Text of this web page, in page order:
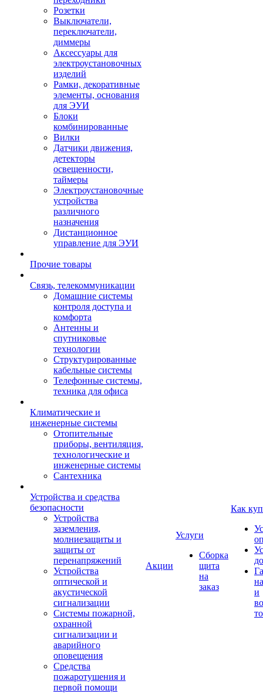
Розетки
Выключатели,
переключатели,
диммеры
Аксессуары для
электроустановочных
изделий
Рамки, декоративные
элементы, основания
для ЭУИ
Блоки
комбинированные
Вилки
Датчики движения,
детекторы
освещенности,
таймеры
Электроустановочные
устройства
различного
назначения
Дистанционное
управление для ЭУИ
Прочие товары
Связь, телекоммуникации
Домашние системы
контроля доступа и
комфорта
Антенны и
спутниковые
технологии
Структурированные
кабельные системы
Телефонные системы,
техника для офиса
Климатические и
инженерные системы
Отопительные
приборы, вентиляция,
технологические и
инженерные системы
Сантехника
Устройства и средства
безопасности
Устройства
заземления,
молниезащиты и
защиты от
перенапряжений
Устройства
оптической и
акустической
сигнализации
Системы пожарной,
охранной
сигнализации и
аварийного
оповещения
Средства
пожаротушения и
первой помощи
Акции
Услуги
Сборка
щита
на
заказ
Как
и